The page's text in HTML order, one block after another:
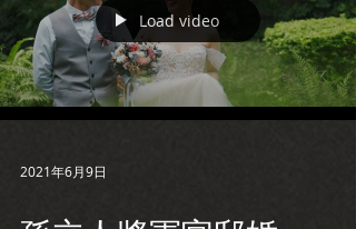
Load video
2021年6月9日